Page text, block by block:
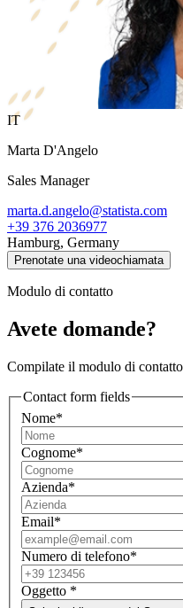
IT
Marta D'Angelo
Sales Manager
marta.d.angelo@statista.com
+39 376 2036977
Hamburg, Germany
Prenotate una videochiamata
Modulo di contatto
Avete domande?
Compilate il modulo di
Contact form fields
Nome*
Cognome*
Azienda*
Email*
Numero di telefono*
Oggetto *